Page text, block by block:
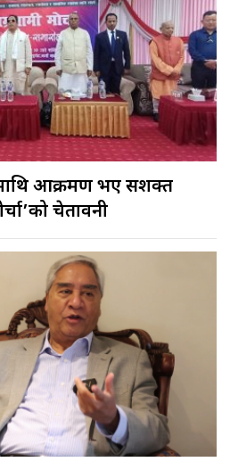
आक्रमण भए सशक्त
चेतावनी